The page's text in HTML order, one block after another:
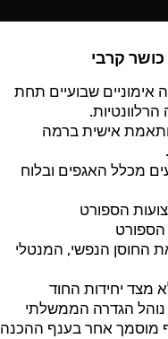
קרבי
אימוניים שבועיים תחת
אישית ברמה
מכלל האגפים ובלוח
הספורט
הספורט
הנפשי, המנטלי
מצד יחידות החוד
נוהל הגדרה הממשלתי
מוסמך אחר בענף ההכנה